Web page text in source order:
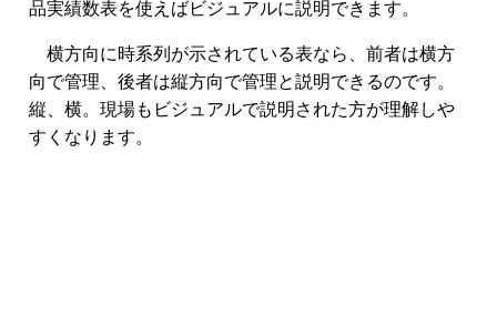
品実績数表を使えばビジュアルに説明できます。
横方向に時系列が示されている表なら、前者は横方
向で管理、後者は縦方向で管理と説明できるのです。
縦、横。現場もビジュアルで説明された方が理解しや
すくなります。